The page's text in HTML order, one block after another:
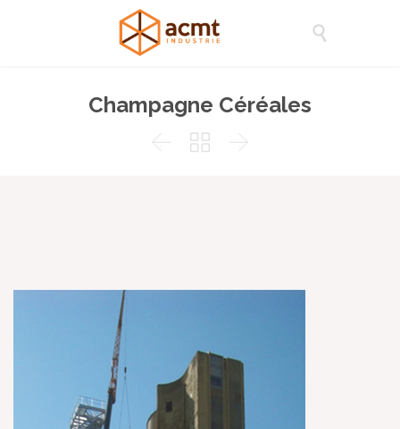

Champagne Céréales
  